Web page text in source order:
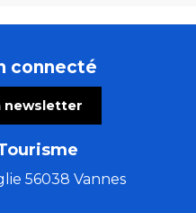
connecté
newsletter
56038 Vannes